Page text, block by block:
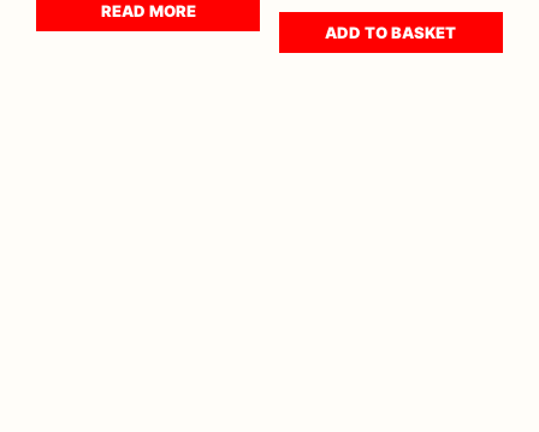
READ MORE
ADD TO BASKET